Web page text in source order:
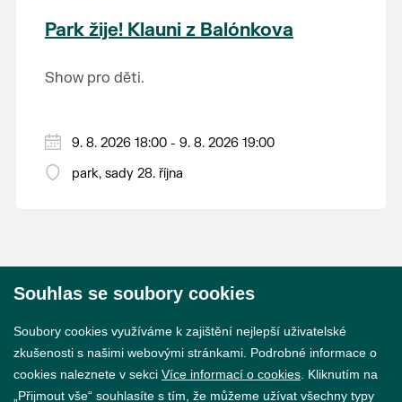
krajina na světě, která je zapsána na Seznam
světového přírodního a kulturního dědictví
Park žije! Klauni z Balónkova
Show pro děti.
9. 8. 2026 18:00 - 9. 8. 2026 19:00
park, sady 28. října
Souhlas se soubory cookies
Soubory cookies využíváme k zajištění nejlepší uživatelské
zkušenosti s našimi webovými stránkami. Podrobné informace o
cookies naleznete v sekci Více informací o cookies . Kliknutím na
„Přijmout vše“ souhlasíte s tím, že můžeme užívat všechny typy